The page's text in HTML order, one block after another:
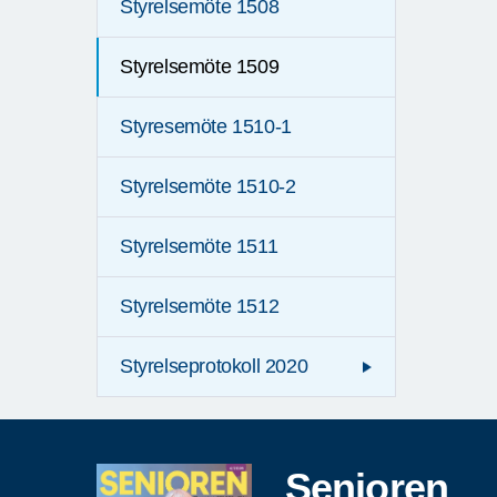
Styrelsemöte 1508
Styrelsemöte 1509
Styresemöte 1510-1
Styrelsemöte 1510-2
Styrelsemöte 1511
Styrelsemöte 1512
Styrelseprotokoll 2020
Senioren